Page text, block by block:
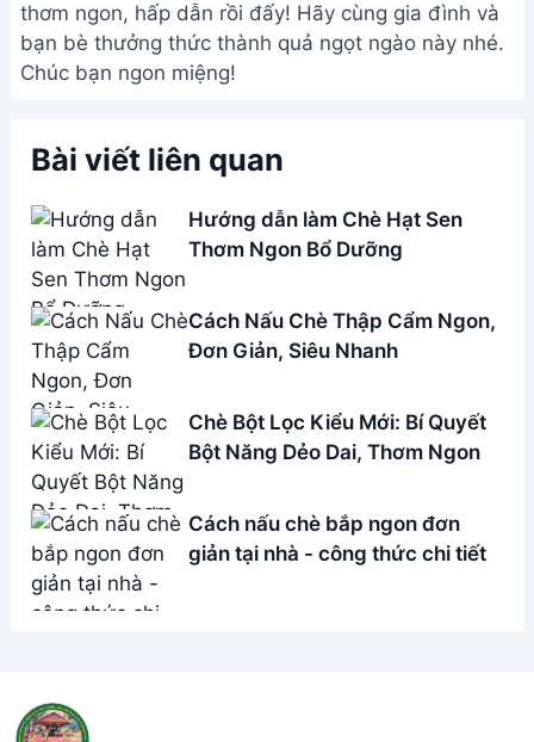
thơm ngon, hấp dẫn rồi đấy! Hãy cùng gia đình và
bạn bè thưởng thức thành quả ngọt ngào này nhé.
Chúc bạn ngon miệng!
Bài viết liên quan
Hướng dẫn làm Chè Hạt Sen
Thơm Ngon Bổ Dưỡng
Cách Nấu Chè Thập Cẩm Ngon,
Đơn Giản, Siêu Nhanh
Chè Bột Lọc Kiểu Mới: Bí Quyết
Bột Năng Dẻo Dai, Thơm Ngon
Cách nấu chè bắp ngon đơn
giản tại nhà - công thức chi tiết